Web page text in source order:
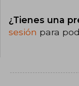
¿Tienes una
sesión para